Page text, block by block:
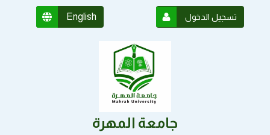
English تسجيل الدخول
جامعة المهرة